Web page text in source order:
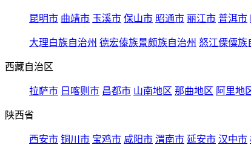
昆明市 曲靖市 玉溪市 保山市 昭通市 丽江市 普洱市
大理白族自治州 德宏傣族景颇族自治州 怒江傈僳族
西藏自治区
拉萨市 日喀则市 昌都市 山南地区 那曲地区 阿里地
陕西省
西安市 铜川市 宝鸡市 咸阳市 渭南市 延安市 汉中市